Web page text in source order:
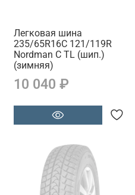
Легковая шина
235/65R16C 121/119R
Nordman C TL (шип.)
(зимняя)
10 040 ₽